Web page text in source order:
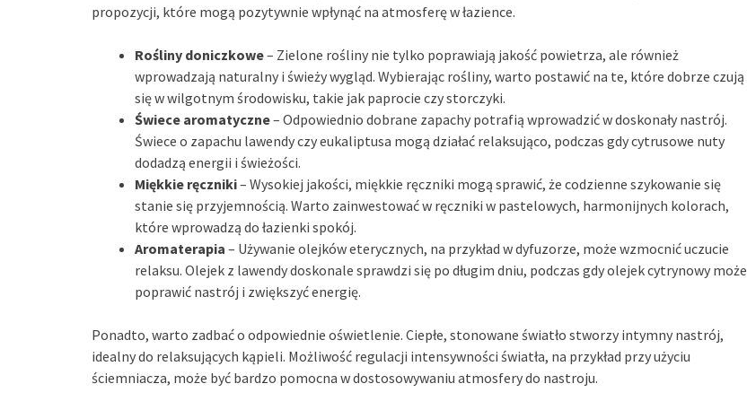
propozycji, które mogą pozytywnie wpłynąć na atmosferę w łazience.
Rośliny doniczkowe– Zielone rośliny nie tylko poprawiają jakość powietrza, ale również
wprowadzają naturalny i świeży wygląd. Wybierając rośliny, warto postawić na te, które dobrze czują
się w wilgotnym środowisku, takie jak paprocie czy storczyki.
Świece aromatyczne– Odpowiednio dobrane zapachy potrafią wprowadzić w doskonały nastrój.
Świece o zapachu lawendy czy eukaliptusa mogą działać relaksująco, podczas gdy cytrusowe nuty
dodadzą energii i świeżości.
Miękkie ręczniki– Wysokiej jakości, miękkie ręczniki mogą sprawić, że codzienne szykowanie się
stanie się przyjemnością. Warto zainwestować w ręczniki w pastelowych, harmonijnych kolorach,
które wprowadzą do łazienki spokój.
Aromaterapia – Używanie olejków eterycznych, na przykład w dyfuzorze, może wzmocnić uczucie
relaksu. Olejek z lawendy doskonale sprawdzi się po długim dniu, podczas gdy olejek cytrynowy może
poprawić nastrój i zwiększyć energię.
Ponadto, warto zadbać o odpowiednie oświetlenie. Ciepłe, stonowane światło stworzy intymny nastrój,
idealny do relaksujących kąpieli. Możliwość regulacji intensywności światła, na przykład przy użyciu
ściemniacza, może być bardzo pomocna w dostosowywaniu atmosfery do nastroju.